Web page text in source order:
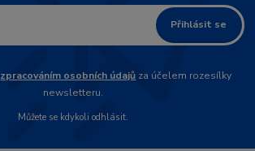
Přihlásit se
zpracováním osobních údajů za účelem rozesílky
newsletteru.
Můžete se kdykoli odhlásit.